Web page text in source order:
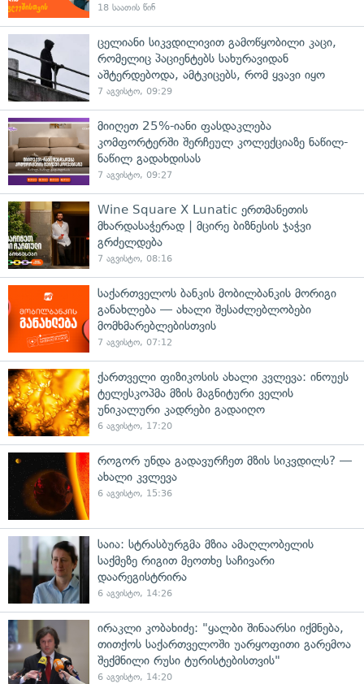
18 საათის წინ
ცელიანი სიკვდილივით გამოწყობილი კაცი,
რომელიც პაციენტებს სახურავიდან
აშტერდებოდა, ამტკიცებს, რომ ყვავი იყო
7 აგვისტო, 09:29
მიიღეთ 25%-იანი ფასდაკლება
კომფორტერში შერჩეულ კოლექციაზე ნაწილ-
ნაწილ გადახდისას
7 აგვისტო, 09:27
Wine Square X Lunatic ერთმანეთის
მხარდასაჭერად | მცირე ბიზნესის ჯაჭვი
გრძელდება
7 აგვისტო, 08:16
საქართველოს ბანკის მობილბანკის მორიგი
განახლება — ახალი შესაძლებლობები
მომხმარებლებისთვის
7 აგვისტო, 07:12
ქართველი ფიზიკოსის ახალი კვლევა: ინოუეს
ტელესკოპმა მზის მაგნიტური ველის
უნიკალური კადრები გადაიღო
6 აგვისტო, 17:20
როგორ უნდა გადავურჩეთ მზის სიკვდილს? —
ახალი კვლევა
6 აგვისტო, 15:36
საია: სტრასბურგმა მზია ამაღლობელის
საქმეზე რიგით მეოთხე საჩივარი
დაარეგისტრირა
6 აგვისტო, 14:26
ირაკლი კობახიძე: "ყალბი შინაარსი იქმნება,
თითქოს საქართველოში უარყოფითი გარემოა
შექმნილი რუსი ტურისტებისთვის"
6 აგვისტო, 14:20